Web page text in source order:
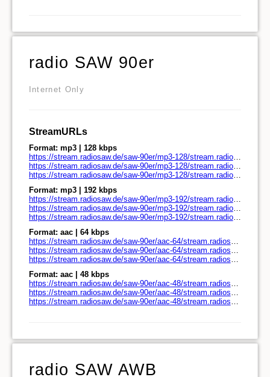
radio SAW 90er
Internet Only
StreamURLs
Format: mp3 | 128 kbps
https://stream.radiosaw.de/saw-90er/mp3-128/stream.radiosaw.de/
https://stream.radiosaw.de/saw-90er/mp3-128/stream.radiosaw.de/play.pls
https://stream.radiosaw.de/saw-90er/mp3-128/stream.radiosaw.de/play.m3u
Format: mp3 | 192 kbps
https://stream.radiosaw.de/saw-90er/mp3-192/stream.radiosaw.de/
https://stream.radiosaw.de/saw-90er/mp3-192/stream.radiosaw.de/play.pls
https://stream.radiosaw.de/saw-90er/mp3-192/stream.radiosaw.de/play.m3u
Format: aac | 64 kbps
https://stream.radiosaw.de/saw-90er/aac-64/stream.radiosaw.de/
https://stream.radiosaw.de/saw-90er/aac-64/stream.radiosaw.de/play.pls
https://stream.radiosaw.de/saw-90er/aac-64/stream.radiosaw.de/play.m3u
Format: aac | 48 kbps
https://stream.radiosaw.de/saw-90er/aac-48/stream.radiosaw.de/
https://stream.radiosaw.de/saw-90er/aac-48/stream.radiosaw.de/play.pls
https://stream.radiosaw.de/saw-90er/aac-48/stream.radiosaw.de/play.m3u
radio SAW AWB